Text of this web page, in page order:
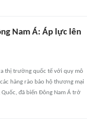
Nam Á: Áp lực lên
thị trường quốc tế với quy mô
hàng rào bảo hộ thương mại
đã biến Đông Nam Á trở